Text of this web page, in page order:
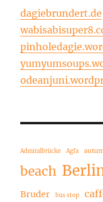
dagiebrundert.de
Admiralbrücke Agfa
beach
Bruder bus stop